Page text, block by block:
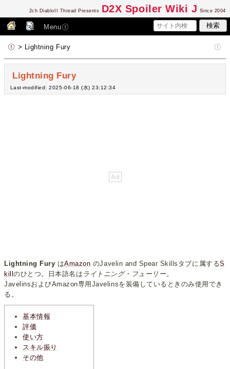
2ch DiabloII Thread Presents D2X Spoiler Wiki J Since 2004
Menu
> Lightning Fury
Lightning Fury
Last-modified: 2025-06-18 (水) 23:12:34
Lightning Fury はAmazon のJavelin and Spear Skillsタブに属するS
killのひとつ。日本語名は ライトニング・フューリー。
JavelinsおよびAmazon専用Javelinsを装備しているときのみ使用でき
る。
基本情報
評価
使い方
スキル振り
その他